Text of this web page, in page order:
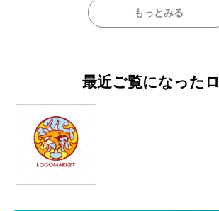
もっとみる
最近ご覧になった